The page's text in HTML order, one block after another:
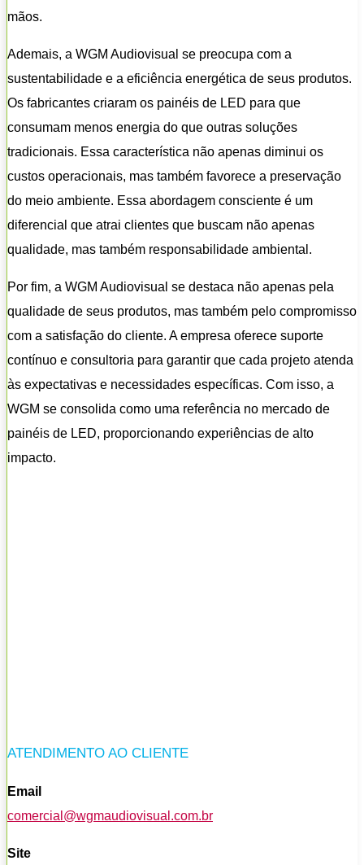
mãos.
Ademais, a WGM Audiovisual se preocupa com a
sustentabilidade e a eficiência energética de seus produtos.
Os fabricantes criaram os painéis de LED para que
consumam menos energia do que outras soluções
tradicionais. Essa característica não apenas diminui os
custos operacionais, mas também favorece a preservação
do meio ambiente. Essa abordagem consciente é um
diferencial que atrai clientes que buscam não apenas
qualidade, mas também responsabilidade ambiental.
Por fim, a WGM Audiovisual se destaca não apenas pela
qualidade de seus produtos, mas também pelo compromisso
com a satisfação do cliente. A empresa oferece suporte
contínuo e consultoria para garantir que cada projeto atenda
às expectativas e necessidades específicas. Com isso, a
WGM se consolida como uma referência no mercado de
painéis de LED, proporcionando experiências de alto
impacto.
ATENDIMENTO AO CLIENTE
Email
comercial@wgmaudiovisual.com.br
Site